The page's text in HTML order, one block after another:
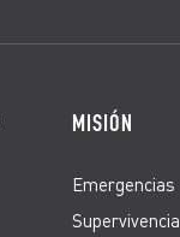
MISIÓN
Emergencias
Supervivencia